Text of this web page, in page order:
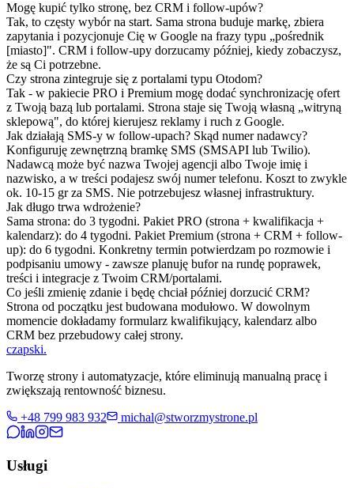
Mogę kupić tylko stronę, bez CRM i follow-upów?
Tak, to częsty wybór na start. Sama strona buduje markę, zbiera
zapytania i pozycjonuje Cię w Google na frazy typu „pośrednik
[miasto]". CRM i follow-upy dorzucamy później, kiedy zobaczysz,
że są Ci potrzebne.
Czy strona zintegruje się z portalami typu Otodom?
Tak - w pakiecie PRO i Premium mogę dodać synchronizację ofert
z Twoją bazą lub portalami. Strona staje się Twoją własną „witryną
sklepową", do której kierujesz reklamy i ruch z Google.
Jak działają SMS-y w follow-upach? Skąd numer nadawcy?
Konfiguruję zewnętrzną bramkę SMS (SMSAPI lub Twilio).
Nadawcą może być nazwa Twojej agencji albo Twoje imię i
nazwisko, a w treści podajesz swój numer telefonu. Koszt to zwykle
ok. 10-15 gr za SMS. Nie potrzebujesz własnej infrastruktury.
Jak długo trwa wdrożenie?
Sama strona: do 3 tygodni. Pakiet PRO (strona + kwalifikacja +
kalendarz): do 4 tygodni. Pakiet Premium (strona + CRM + follow-
up): do 6 tygodni. Konkretny termin potwierdzam po rozmowie i
podpisaniu umowy - zawsze planuję bufor na rundę poprawek,
treści i integracje z Twoim CRM/portalami.
Co jeśli zmienię zdanie i będę chciał później dorzucić CRM?
Strona od początku jest budowana modułowo. W dowolnym
momencie dokładamy formularz kwalifikujący, kalendarz albo
CRM bez przebudowy całej strony.
czapski.
Tworzę strony i automatyzacje, które eliminują manualną pracę i
zwiększają rentowność biznesu.
+48 799 983 932
michal@stworzmystrone.pl
Usługi